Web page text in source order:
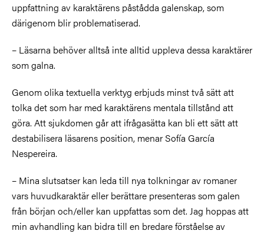
uppfattning av karaktärens påstådda galenskap, som
därigenom blir problematiserad.
– Läsarna behöver alltså inte alltid uppleva dessa karaktärer
som galna.
Genom olika textuella verktyg erbjuds minst två sätt att
tolka det som har med karaktärens mentala tillstånd att
göra. Att sjukdomen går att ifrågasätta kan bli ett sätt att
destabilisera läsarens position, menar Sofía García
Nespereira.
– Mina slutsatser kan leda till nya tolkningar av romaner
vars huvudkaraktär eller berättare presenteras som galen
från början och/eller kan uppfattas som det. Jag hoppas att
min avhandling kan bidra till en bredare förståelse av